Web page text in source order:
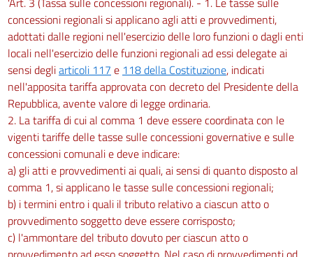
concessioni regionali si applicano agli atti e provvedimenti,
adottati dalle regioni nell'esercizio delle loro funzioni o dagli enti
locali nell'esercizio delle funzioni regionali ad essi delegate ai
sensi degliarticoli 117 e 118 della Costituzione, indicati
nell'apposita tariffa approvata con decreto del Presidente della
Repubblica, avente valore di legge ordinaria.
2. La tariffa di cui al comma 1 deve essere coordinata con le
vigenti tariffe delle tasse sulle concessioni governative e sulle
concessioni comunali e deve indicare:
a) gli atti e provvedimenti ai quali, ai sensi di quanto disposto al
comma 1, si applicano le tasse sulle concessioni regionali;
b) i termini entro i quali il tributo relativo a ciascun atto o
provvedimento soggetto deve essere corrisposto;
c) l'ammontare del tributo dovuto per ciascun atto o